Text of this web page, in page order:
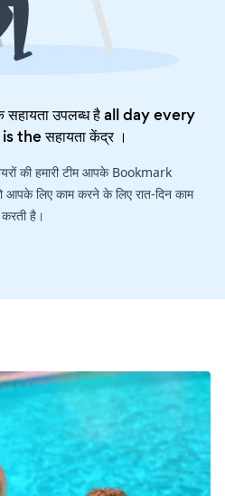
उपलब्ध है all day every
is theसहायता केंद्र।
की हमारी टीम आपके Bookmark
लिए काम करने के लिए रात-दिन काम
करती है।